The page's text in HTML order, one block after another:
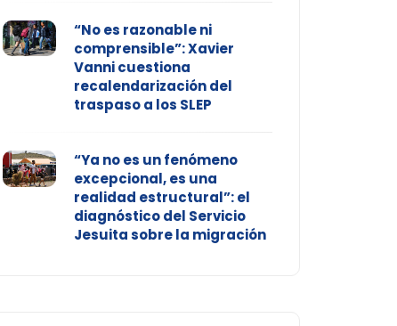
“No es razonable ni
comprensible”: Xavier
Vanni cuestiona
recalendarización del
traspaso a los SLEP
“Ya no es un fenómeno
excepcional, es una
realidad estructural”: el
diagnóstico del Servicio
Jesuita sobre la migración